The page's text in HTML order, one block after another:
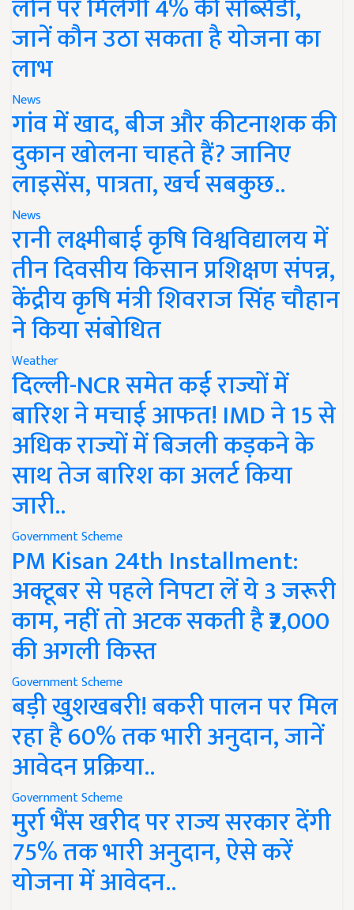
लोन पर मिलेगी 4% की सब्सिडी,
जानें कौन उठा सकता है योजना का
लाभ
News
गांव में खाद, बीज और कीटनाशक की
दुकान खोलना चाहते हैं? जानिए
लाइसेंस, पात्रता, खर्च सबकुछ..
News
रानी लक्ष्मीबाई कृषि विश्वविद्यालय में
तीन दिवसीय किसान प्रशिक्षण संपन्न,
केंद्रीय कृषि मंत्री शिवराज सिंह चौहान
ने किया संबोधित
Weather
दिल्ली-NCR समेत कई राज्यों में
बारिश ने मचाई आफत! IMD ने 15 से
अधिक राज्यों में बिजली कड़कने के
साथ तेज बारिश का अलर्ट किया
जारी..
Government Scheme
PM Kisan 24th Installment:
अक्टूबर से पहले निपटा लें ये 3 जरूरी
काम, नहीं तो अटक सकती है ₹2,000
की अगली किस्त
Government Scheme
बड़ी खुशखबरी! बकरी पालन पर मिल
रहा है 60% तक भारी अनुदान, जानें
आवेदन प्रक्रिया..
Government Scheme
मुर्रा भैंस खरीद पर राज्य सरकार देंगी
75% तक भारी अनुदान, ऐसे करें
योजना में आवेदन..